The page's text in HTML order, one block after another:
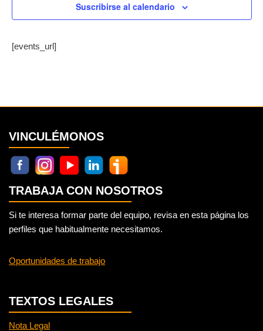
Suscribirse al calendario
[events_url]
VINCULÉMONOS
TRABAJA CON NOSOTROS
Si te interesa formar parte del equipo, revisa en esta página los
perfiles que habitualmente necesitamos.
Oportunidades de trabajo
TEXTOS LEGALES
Nota Legal